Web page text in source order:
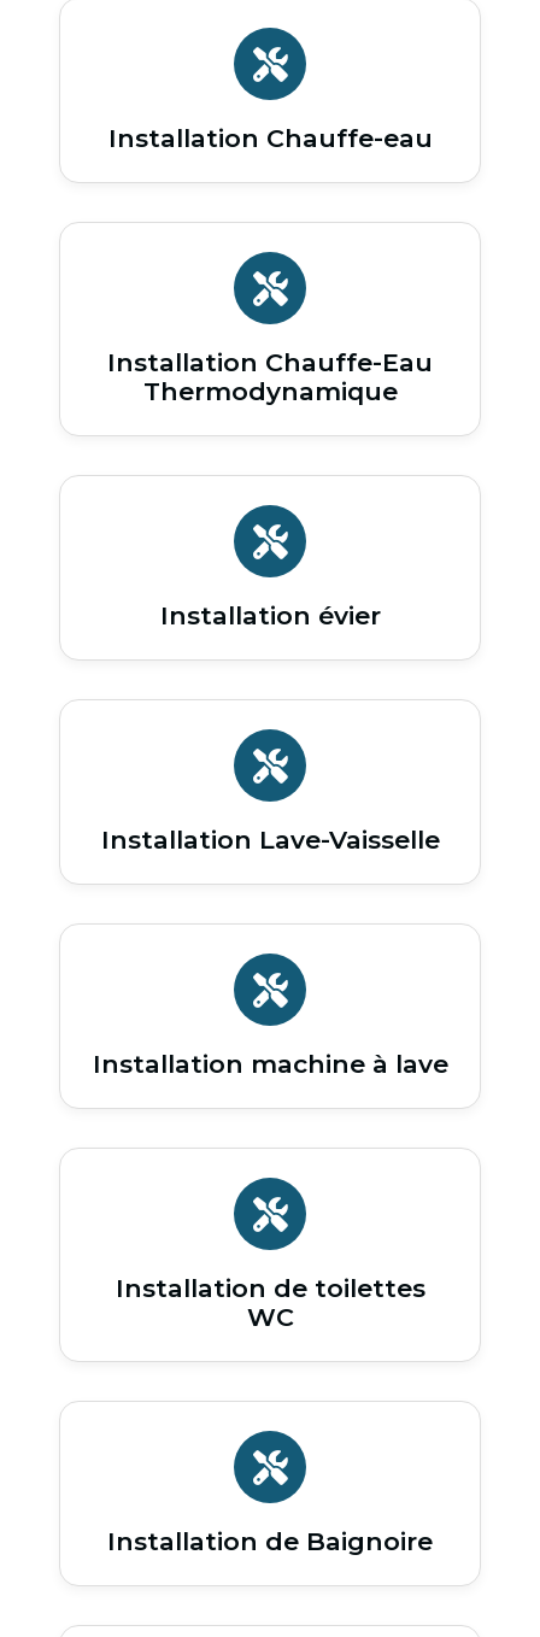
Installation Chauffe-eau
Installation Chauffe-Eau
Thermodynamique
Installation évier
Installation Lave-Vaisselle
Installation machine à lave
Installation de toilettes
WC
Installation de Baignoire